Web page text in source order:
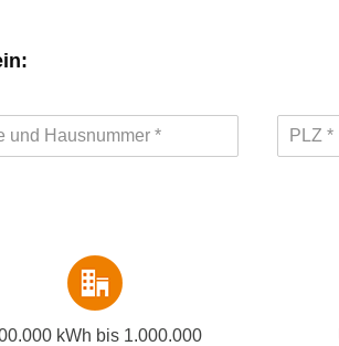
kWh bis 1.000.000